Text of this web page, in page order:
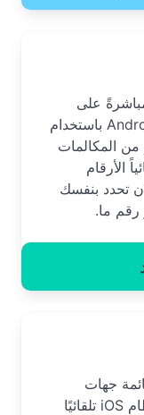
على
هاتفك المحمول الذي يعمل بنظام Android باستخدام
من المكالمات
الأرقام
تحدد بنفسك
رقم ما.
جهات
اتصالك على iPhone. ثم يظهر لك نظام iOS تلقائيًا